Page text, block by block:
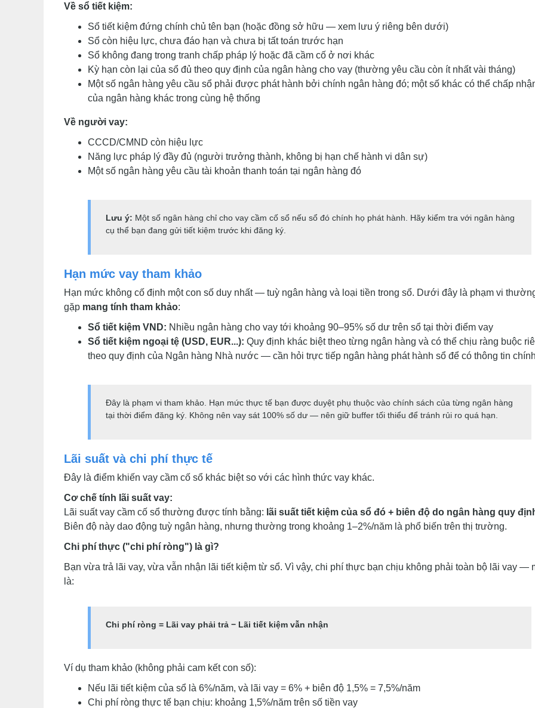
Về sổ tiết kiệm:
Sổ tiết kiệm đứng chính chủ tên bạn (hoặc đồng sở hữu — xem lưu ý riêng bên dưới)
Sổ còn hiệu lực, chưa đáo hạn và chưa bị tất toán trước hạn
Sổ không đang trong tranh chấp pháp lý hoặc đã cầm cố ở nơi khác
Kỳ hạn còn lại của sổ đủ theo quy định của ngân hàng cho vay (thường yêu cầu còn ít nhất vài tháng)
Một số ngân hàng yêu cầu sổ phải được phát hành bởi chính ngân hàng đó; một số khác có thể chấp
của ngân hàng khác trong cùng hệ thống
Về người vay:
CCCD/CMND còn hiệu lực
Năng lực pháp lý đầy đủ (người trưởng thành, không bị hạn chế hành vi dân sự)
Một số ngân hàng yêu cầu tài khoản thanh toán tại ngân hàng đó
Lưu ý: Một số ngân hàng chỉ cho vay cầm cố sổ nếu sổ đó chính họ phát hành. Hãy kiểm tra với ngân hàng
cụ thể bạn đang gửi tiết kiệm trước khi đăng ký.
Hạn mức vay tham khảo
Hạn mức không cố định một con số duy nhất — tuỳ ngân hàng và loại tiền trong sổ. Dưới đây là phạm vi
gặp mang tính tham khảo:
Sổ tiết kiệm VND: Nhiều ngân hàng cho vay tới khoảng 90–95% số dư trên sổ tại thời điểm vay
Sổ tiết kiệm ngoại tệ (USD, EUR...): Quy định khác biệt theo từng ngân hàng và có thể chịu ràng buộc
theo quy định của Ngân hàng Nhà nước — cần hỏi trực tiếp ngân hàng phát hành sổ để có thông tin
Đây là phạm vi tham khảo. Hạn mức thực tế bạn được duyệt phụ thuộc vào chính sách của từng ngân hàng
tại thời điểm đăng ký. Không nên vay sát 100% số dư — nên giữ buffer tối thiểu để tránh rủi ro quá hạn.
Lãi suất và chi phí thực tế
Đây là điểm khiến vay cầm cố sổ khác biệt so với các hình thức vay khác.
Cơ chế tính lãi suất vay:
Lãi suất vay cầm cố sổ thường được tính bằng: lãi suất tiết kiệm của sổ đó + biên độ do ngân hàng quy
Biên độ này dao động tuỳ ngân hàng, nhưng thường trong khoảng 1–2%/năm là phổ biến trên thị trường.
Chi phí thực ("chi phí ròng") là gì?
Bạn vừa trả lãi vay, vừa vẫn nhận lãi tiết kiệm từ sổ. Vì vậy, chi phí thực bạn chịu không phải toàn bộ lãi vay —
là:
Chi phí ròng = Lãi vay phải trả − Lãi tiết kiệm vẫn nhận
Ví dụ tham khảo (không phải cam kết con số):
Nếu lãi tiết kiệm của sổ là 6%/năm, và lãi vay = 6% + biên độ 1,5% = 7,5%/năm
Chi phí ròng thực tế bạn chịu: khoảng 1,5%/năm trên số tiền vay